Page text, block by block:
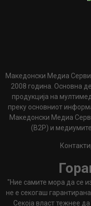
Македонски Медиа
2008 година. Основна
продукција на
преку основниот
Македонски Медиа
(B2P) и
"Ние самите мора да се
не е секогаш
Секоја власт тежнее